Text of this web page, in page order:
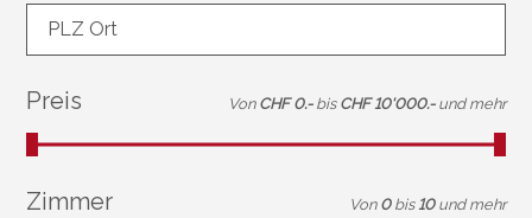
PLZ Ort
Preis Von CHF 0.- bis CHF 10'000.- und mehr
Zimmer Von 0 bis 10 und mehr